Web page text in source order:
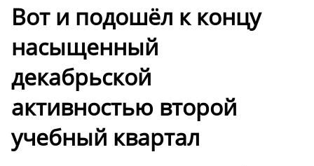
Вот и подошёл к концу
насыщенный
декабрьской
активностью второй
учебный квартал